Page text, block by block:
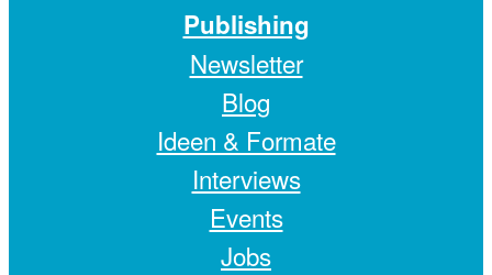
Publishing
Newsletter
Blog
Ideen & Formate
Interviews
Events
Jobs